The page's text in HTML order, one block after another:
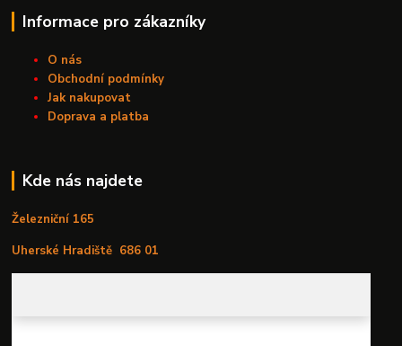
Informace pro zákazníky
O nás
Obchodní podmínky
Jak nakupovat
Doprava a platba
Kde nás najdete
Železniční 165
Uherské Hradiště 686 01